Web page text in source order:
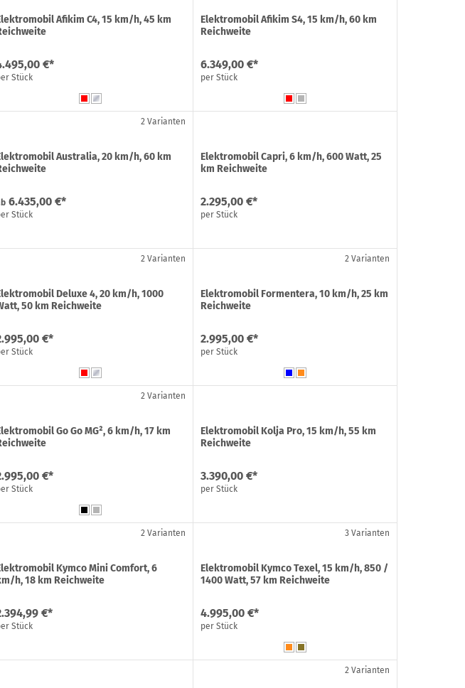
Afikim C4, 15 km/h, 45 km
€*
Stück
Elektromobil Afikim S4, 15 km/h, 60 km
Reichweite
6.349,00 €*
per Stück
2 Varianten
Australia, 20 km/h, 60 km
6.435,00 €*
Stück
Elektromobil Capri, 6 km/h, 600 Watt, 25
km Reichweite
2.295,00 €*
per Stück
2 Varianten
Deluxe 4, 20 km/h, 1000
50 km Reichweite
€*
Stück
2 Varianten
Elektromobil Formentera, 10 km/h, 25 km
Reichweite
2.995,00 €*
per Stück
2 Varianten
Go Go MG², 6 km/h, 17 km
€*
Stück
Elektromobil Kolja Pro, 15 km/h, 55 km
Reichweite
3.390,00 €*
per Stück
2 Varianten
Kymco Mini Comfort, 6
h, 18 km Reichweite
€*
Stück
3 Varianten
Elektromobil Kymco Texel, 15 km/h, 850 /
1400 Watt, 57 km Reichweite
4.995,00 €*
per Stück
2 Varianten